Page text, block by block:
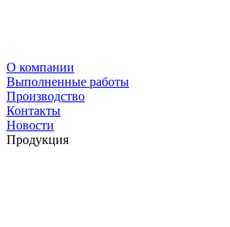
О компании
Выполненные работы
Производство
Контакты
Новости
Продукция